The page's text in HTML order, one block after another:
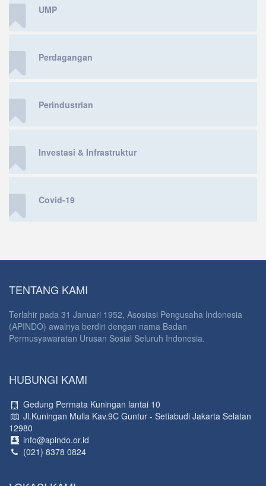
UMP
Perdagangan
Perindustrian
Investasi & Infrastruktur
Covid-19
TENTANG KAMI
Terlahir pada 31 Januari 1952, Asosiasi Pengusaha Indonesia
(APINDO) awalnya berdiri dengan nama Badan
Permusyawaratan Urusan Sosial Seluruh Indonesia.
HUBUNGI KAMI
Gedung Permata Kuningan lantai 10
Jl.Kuningan Mulia Kav.9C Guntur - Setiabudi Jakarta Selatan
12980
info@apindo.or.id
(021) 8378 0824